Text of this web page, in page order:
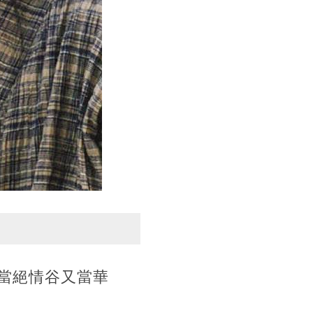
絕情谷又當華